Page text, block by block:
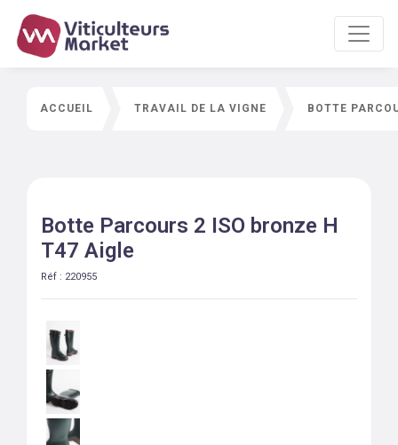
ACCUEIL TRAVAIL DE LA VIGNE BOTTE
Botte Parcours 2 ISO bronze H
T47 Aigle
Réf : 220955